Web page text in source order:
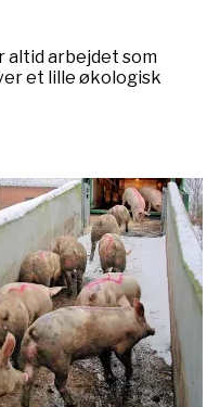
altid arbejdet som
et lille økologisk